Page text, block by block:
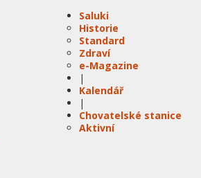
Saluki
Historie
Standard
Zdraví
e-Magazine
|
Kalendář
|
Chovatelské stanice
Aktivní